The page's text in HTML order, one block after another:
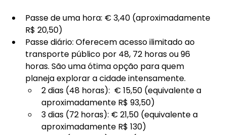
Passe de uma hora: € 3,40 (aproximadamente
R$ 20,50)
Passe diário: Oferecem acesso ilimitado ao
transporte público por 48, 72 horas ou 96
horas. São uma ótima opção para quem
planeja explorar a cidade intensamente.
2 dias (48 horas):  € 15,50 (equivalente a
aproximadamente R$ 93,50)
3 dias (72 horas): € 21,50 (equivalente a
aproximadamente R$ 130)